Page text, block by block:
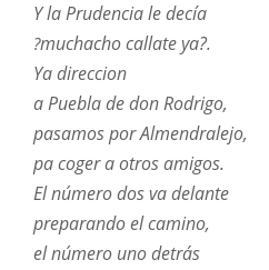
Y la Prudencia le decía
?muchacho callate ya?.
Ya direccion
a Puebla de don Rodrigo,
pasamos por Almendralejo,
pa coger a otros amigos.
El número dos va delante
preparando el camino,
el número uno detrás